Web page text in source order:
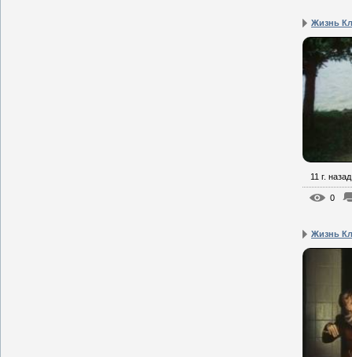
Жизнь
11 г. назад
0
Жизнь